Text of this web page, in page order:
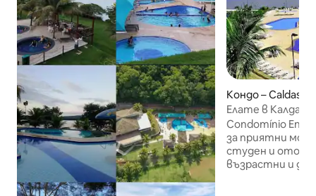
Кондо – Caldas
Елате в
двойка!
Condomínio
за приятни моменти Wi - Fi
студен и
възрастни и